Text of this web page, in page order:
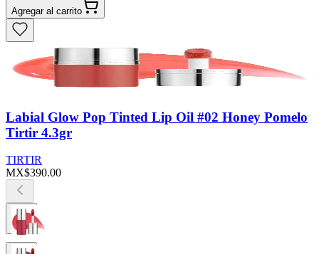
Agregar al carrito
Labial Glow Pop Tinted Lip Oil #02 Honey Pomelo
Tirtir 4.3gr
TIRTIR
MX$390.00